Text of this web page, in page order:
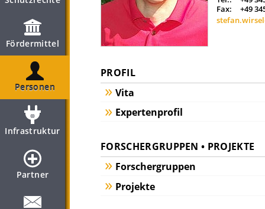
Fördermittel
Personen
Infrastruktur
Partner
Fax:
+49
PROFIL
Vita
Expertenprofil
FORSCHERGRUPPEN • PROJEKTE
Forschergruppen
Projekte